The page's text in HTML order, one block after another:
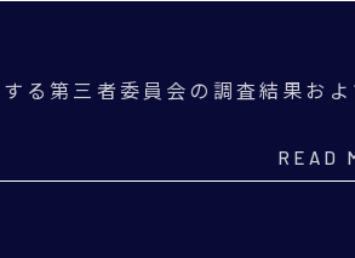
る第三者委員会の調査結果お
READ